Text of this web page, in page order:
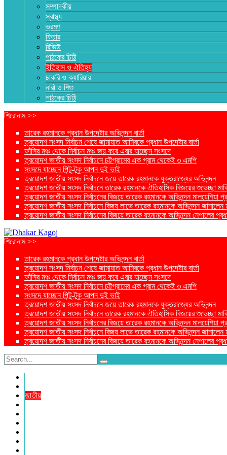
সম্পাদকীয়
স্বাস্থ্য
ভ্রমণ
ফিচার
রিভিউ
পাঠকের চিঠি
ইতিহাস ও ঐতিহ্য
চাকরি ও ক্যারিয়ার
নারী ও শিশু
পাঠকের চিঠি
শিরোনাম >>
তারেক রহমানকে প্রধান উপদেষ্টার অভিনন্দন বার্তা
ত্রয়োদশ সংসদ নির্বাচন শেষে জামায়াত আমিরকে প্রধান উপদেষ্টার বার্তা
ফাঁসির মঞ্চ থেকে নির্বাচন মঞ্চ জয় করে এবার যাচ্ছেন সংসদে
ত্রয়োদশ জাতীয় সংসদ নির্বাচনে চট্টগ্রামের এক গ্রাম থেকেই ৩ এমপি
সংসদে যাচ্ছেন পিন্টু-টুকু আপন দুই ভাই
ত্রয়োদশ জাতীয় সংসদ নির্বাচনে জয়ে তারেক রহমানকে যুক্তরাজ্যের অভিনন্দন
ত্রয়োদশ জাতীয় সংসদ নির্বাচনে তারেক রহমানকে ঐতিহাসিক বিজয়ের শুভেচ্ছা
ত্রয়োদশ জাতীয় সংসদ নির্বাচনের বিজয়ে তারেক রহমানকে অভিনন্দন মালয়েশিয়া
ত্রয়োদশ জাতীয় সংসদ নির্বাচনে বিজয় লাভে তারেক রহমানকে অভিনন্দন জানালেন
ত্রয়োদশ জাতীয় সংসদ নির্বাচনের বিজয়ে তারেক রহমানকে অভিনন্দন নেপালের
শিরোনাম >>
তারেক রহমানকে প্রধান উপদেষ্টার অভিনন্দন বার্তা
ত্রয়োদশ সংসদ নির্বাচন শেষে জামায়াত আমিরকে প্রধান উপদেষ্টার বার্তা
ফাঁসির মঞ্চ থেকে নির্বাচন মঞ্চ জয় করে এবার যাচ্ছেন সংসদে
ত্রয়োদশ জাতীয় সংসদ নির্বাচনে চট্টগ্রামের এক গ্রাম থেকেই ৩ এমপি
সংসদে যাচ্ছেন পিন্টু-টুকু আপন দুই ভাই
ত্রয়োদশ জাতীয় সংসদ নির্বাচনে জয়ে তারেক রহমানকে যুক্তরাজ্যের অভিনন্দন
ত্রয়োদশ জাতীয় সংসদ নির্বাচনে তারেক রহমানকে ঐতিহাসিক বিজয়ের শুভেচ্ছা
ত্রয়োদশ জাতীয় সংসদ নির্বাচনের বিজয়ে তারেক রহমানকে অভিনন্দন মালয়েশিয়া
ত্রয়োদশ জাতীয় সংসদ নির্বাচনে বিজয় লাভে তারেক রহমানকে অভিনন্দন জানালেন
ত্রয়োদশ জাতীয় সংসদ নির্বাচনের বিজয়ে তারেক রহমানকে অভিনন্দন নেপালের
জাতীয়